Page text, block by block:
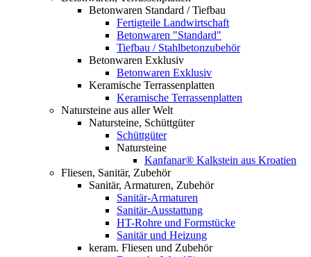
Betonwaren Standard / Tiefbau
Fertigteile Landwirtschaft
Betonwaren "Standard"
Tiefbau / Stahlbetonzubehör
Betonwaren Exklusiv
Betonwaren Exklusiv
Keramische Terrassenplatten
Keramische Terrassenplatten
Natursteine aus aller Welt
Natursteine, Schüttgüter
Schüttgüter
Natursteine
Kanfanar® Kalkstein aus Kroatien
Fliesen, Sanitär, Zubehör
Sanitär, Armaturen, Zubehör
Sanitär-Armaturen
Sanitär-Ausstattung
HT-Rohre und Formstücke
Sanitär und Heizung
keram. Fliesen und Zubehör